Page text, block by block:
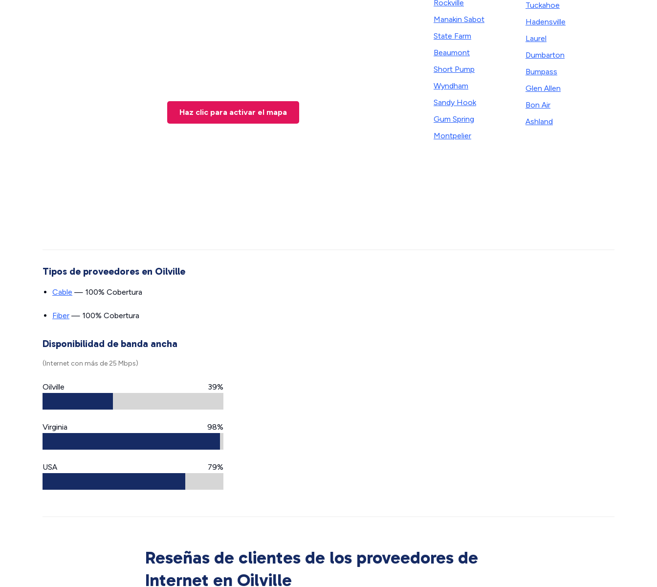
Haz clic para activar el mapa
Rockville
Manakin Sabot
State Farm
Beaumont
Short Pump
Wyndham
Sandy Hook
Gum Spring
Montpelier
Tuckahoe
Hadensville
Laurel
Dumbarton
Bumpass
Glen Allen
Bon Air
Ashland
Tipos de proveedores en Oilville
Cable — 100% Cobertura
Fiber — 100% Cobertura
Disponibilidad de banda ancha
(Internet con más de 25 Mbps)
Oilville 39%
Virginia 98%
USA 79%
Reseñas de clientes de los proveedores de
Internet en Oilville